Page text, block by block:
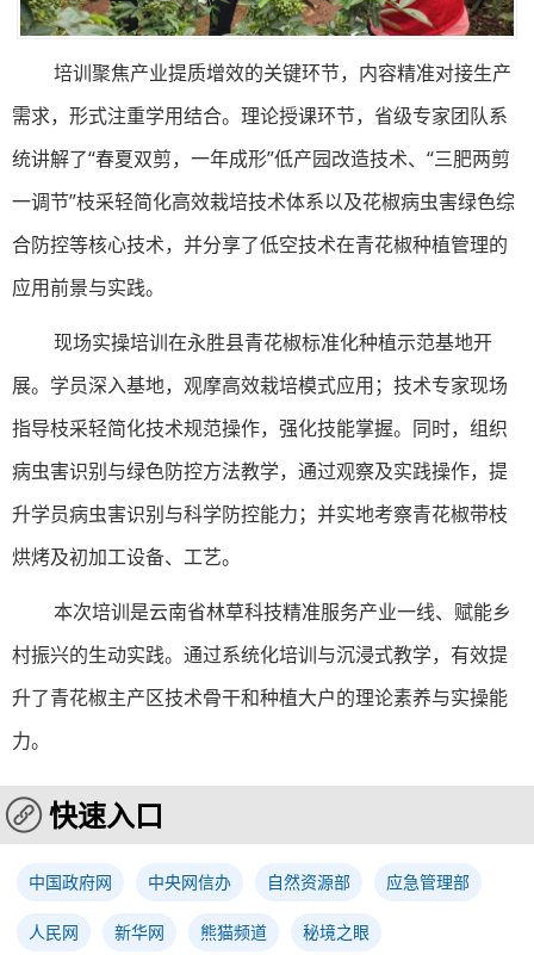
培训聚焦产业提质增效的关键环节，内容精准对接生产
需求，形式注重学用结合。理论授课环节，省级专家团队系
统讲解了“春夏双剪，一年成形”低产园改造技术、“三肥两剪
一调节”枝采轻简化高效栽培技术体系以及花椒病虫害绿色综
合防控等核心技术，并分享了低空技术在青花椒种植管理的
应用前景与实践。
现场实操培训在永胜县青花椒标准化种植示范基地开
展。学员深入基地，观摩高效栽培模式应用；技术专家现场
指导枝采轻简化技术规范操作，强化技能掌握。同时，组织
病虫害识别与绿色防控方法教学，通过观察及实践操作，提
升学员病虫害识别与科学防控能力；并实地考察青花椒带枝
烘烤及初加工设备、工艺。
本次培训是云南省林草科技精准服务产业一线、赋能乡
村振兴的生动实践。通过系统化培训与沉浸式教学，有效提
升了青花椒主产区技术骨干和种植大户的理论素养与实操能
力。
快速入口
中国政府网 中央网信办 自然资源部 应急管理部
人民网 新华网 熊猫频道 秘境之眼